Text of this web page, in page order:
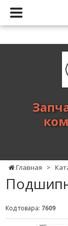
тракторов,
комбайнов,
Главная >
Код товара: 7609